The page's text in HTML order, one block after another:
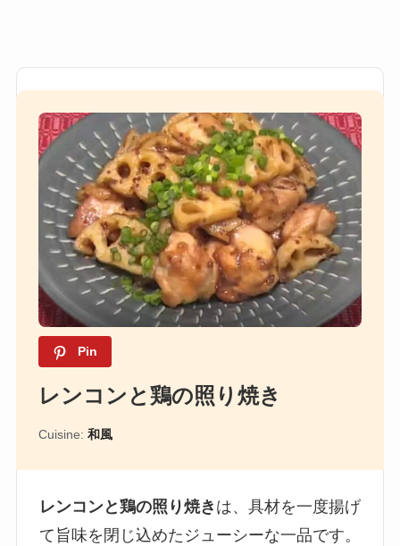
Pin
レンコンと鶏の照り焼き
Cuisine: 和風
レンコンと鶏の照り焼き は、具材を一度揚げ
て旨味を閉じ込めたジューシーな一品です。